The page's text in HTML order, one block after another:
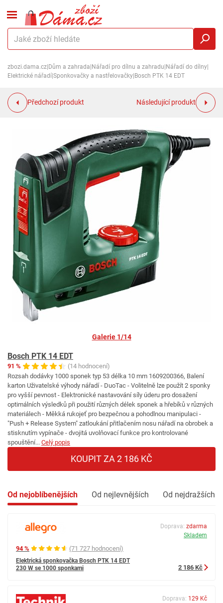
zbozi.dama.cz Dům a zahrada Nářadí pro dílnu a zahradu Nářadí do dílny
Elektrické nářadí Sponkovačky a nastřelovačky Bosch PTK 14 EDT
Předchozí produkt Následující produkt
Galerie 1/14
Bosch PTK 14 EDT
91 %
(14 hodnocení)
Rozsah dodávky 1000 sponek typ 53 délka 10 mm 1609200366, Balení
karton Uživatelské výhody nářadí - DuoTac - Volitelně lze použít 2 sponky
pro vyšší pevnost - Elektronické nastavování síly úderu pro dosažení
optimálních výsledků při použití různých délek sponek a hřebíků v různých
materiálech - Měkká rukojeť pro bezpečnou a pohodlnou manipulaci -
"Push + Release System" zatloukání přitlačením nosu nářadí na obrobek a
stisknutím vypínače - dvojitá uvolňovací funkce pro kontrolované
spouštění... Celý popis
KOUPIT ZA 2 186 KČ
Od nejoblíbenějších Od nejlevnějších Od nejdražších
94 % (71 727 hodnocení)
Elektrická sponkovačka Bosch PTK 14 EDT
230 W se 1000 sponkami
Doprava: zdarma
Skladem
2 186 Kč
Doprava: 129 Kč